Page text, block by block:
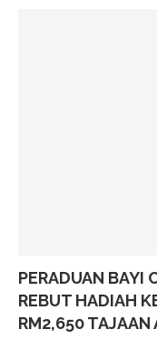
PERADUAN BAYI
REBUT HADIAH
RM2,650 TAJAAN